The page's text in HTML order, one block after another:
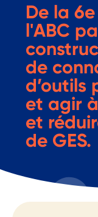
De la
l'ABC
de
d’outils
et agir
et
de GES.